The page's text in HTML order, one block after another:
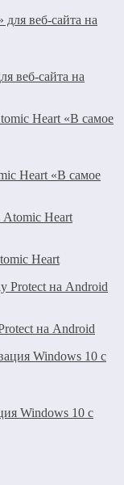
веб-сайта на
Heart «В самое
Heart
на Android
Windows 10 с